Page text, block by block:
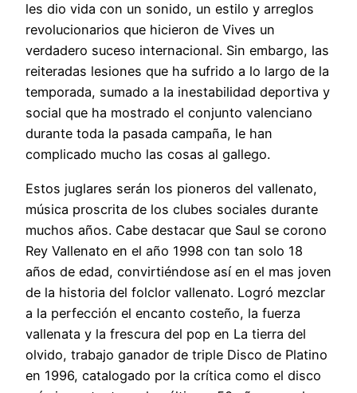
les dio vida con un sonido, un estilo y arreglos
revolucionarios que hicieron de Vives un
verdadero suceso internacional. Sin embargo, las
reiteradas lesiones que ha sufrido a lo largo de la
temporada, sumado a la inestabilidad deportiva y
social que ha mostrado el conjunto valenciano
durante toda la pasada campaña, le han
complicado mucho las cosas al gallego.
Estos juglares serán los pioneros del vallenato,
música proscrita de los clubes sociales durante
muchos años. Cabe destacar que Saul se corono
Rey Vallenato en el año 1998 con tan solo 18
años de edad, convirtiéndose así en el mas joven
de la historia del folclor vallenato. Logró mezclar
a la perfección el encanto costeño, la fuerza
vallenata y la frescura del pop en La tierra del
olvido, trabajo ganador de triple Disco de Platino
en 1996, catalogado por la crítica como el disco